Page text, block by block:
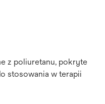
z poliuretanu, pokryte
stosowania w terapii